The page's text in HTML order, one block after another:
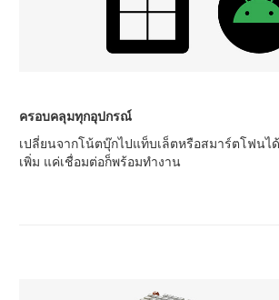
ครอบคลุมทุกอุปกรณ์
เปลี่ยนจากโน้ตบุ๊กไปแท็บเล็ตหรือสมาร์ตโฟนไ
เพิ่ม แค่เชื่อมต่อก็พร้อมทำงาน